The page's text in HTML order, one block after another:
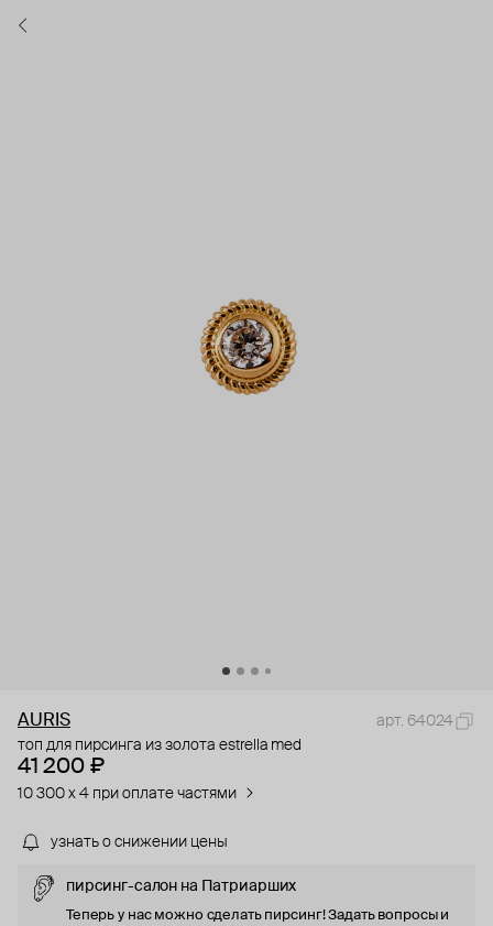
AURIS
арт. 64024
топ для пирсинга из золота estrella med
41 200 ₽
10 300 x 4 при оплате частями
узнать о снижении цены
пирсинг-салон на Патриарших
Теперь у нас можно сделать пирсинг! Задать вопросы и